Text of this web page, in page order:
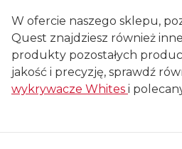
W ofercie naszego sklepu,
Quest znajdziesz również
produkty pozostałych
jakość i precyzję, sprawdź
wykrywacze Whites i